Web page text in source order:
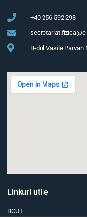
+40 256 592 298
B-dul Vasile Parvan
Linkuri utile
BCUT